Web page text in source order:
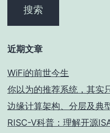
近期文章
WiFi的前世今生
你以为的推荐系统，其实
边缘计算架构、分层及典
RISC-V科普：理解开源